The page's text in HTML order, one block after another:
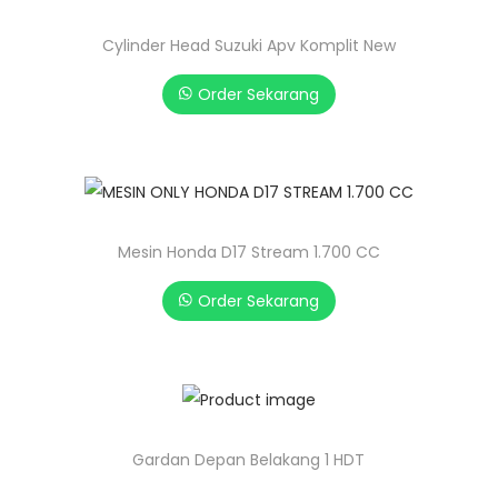
Cylinder Head Suzuki Apv Komplit New
Order Sekarang
Mesin Honda D17 Stream 1.700 CC
Order Sekarang
Gardan Depan Belakang 1 HDT